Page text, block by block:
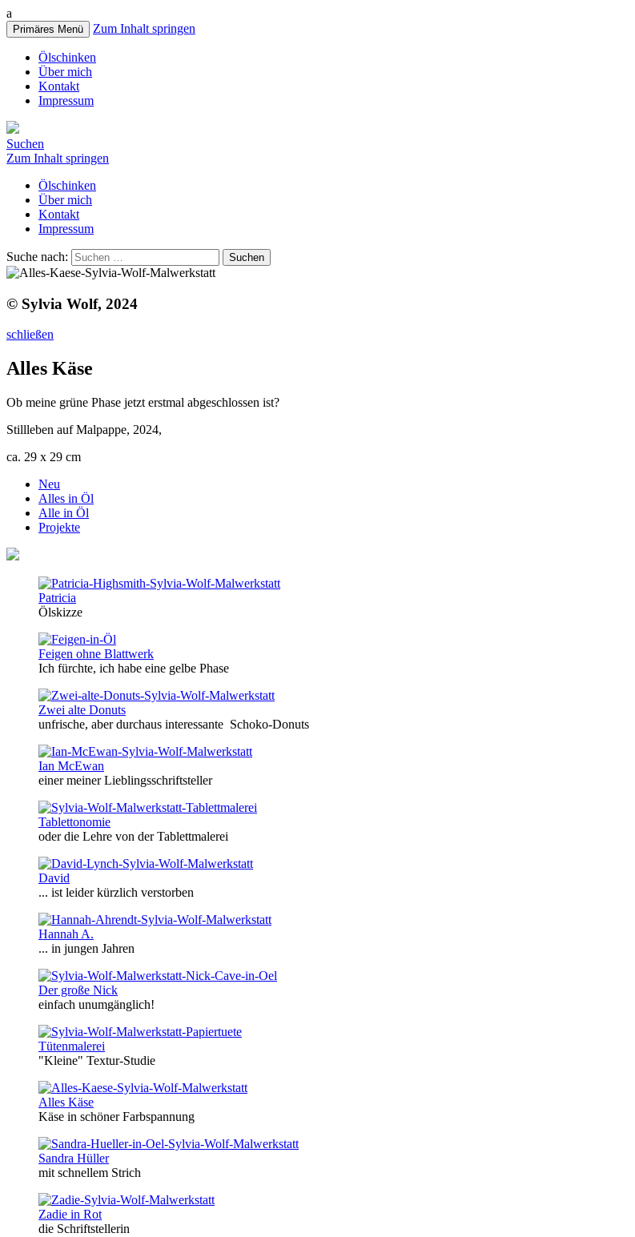
a
Primäres Menü Zum Inhalt springen
Ölschinken
Über mich
Kontakt
Impressum
Suchen
Zum Inhalt springen
Ölschinken
Über mich
Kontakt
Impressum
Suche nach:
© Sylvia Wolf, 2024
schließen
Alles Käse
Ob meine grüne Phase jetzt erstmal abgeschlossen ist?
Stillleben auf Malpappe, 2024,
ca. 29 x 29 cm
Neu
Alles in Öl
Alle in Öl
Projekte
Patricia
Ölskizze
Feigen ohne Blattwerk
Ich fürchte, ich habe eine gelbe Phase
Zwei alte Donuts
unfrische, aber durchaus interessante Schoko-Donuts
Ian McEwan
einer meiner Lieblingsschriftsteller
Tablettonomie
oder die Lehre von der Tablettmalerei
David
... ist leider kürzlich verstorben
Hannah A.
... in jungen Jahren
Der große Nick
einfach unumgänglich!
Tütenmalerei
"Kleine" Textur-Studie
Alles Käse
Käse in schöner Farbspannung
Sandra Hüller
mit schnellem Strich
Zadie in Rot
die Schriftstellerin